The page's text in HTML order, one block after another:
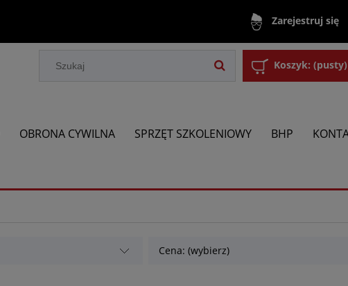
Zarejestruj się
Koszyk: (pusty)
OBRONA CYWILNA SPRZĘT SZKOLENIOWY BHP
Cena: (wybierz)